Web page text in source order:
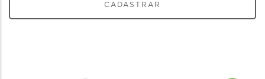
CADASTRAR